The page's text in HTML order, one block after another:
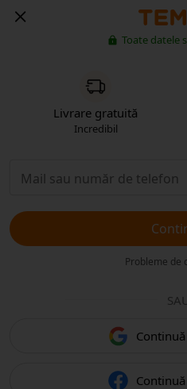
Toate datele
Livrare gratuită
Incredibil
Probleme de